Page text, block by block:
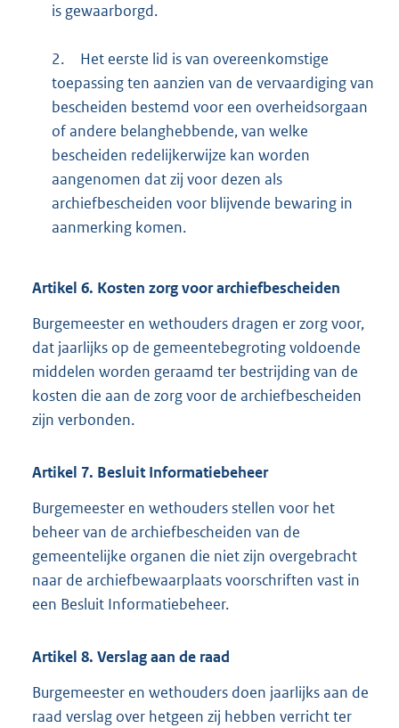
is gewaarborgd.
2.
Het eerste lid is van overeenkomstige
toepassing ten aanzien van de vervaardiging van
bescheiden bestemd voor een overheidsorgaan
of andere belanghebbende, van welke
bescheiden redelijkerwijze kan worden
aangenomen dat zij voor dezen als
archiefbescheiden voor blijvende bewaring in
aanmerking komen.
Artikel 6. Kosten zorg voor archiefbescheiden
Burgemeester en wethouders dragen er zorg voor,
dat jaarlijks op de gemeentebegroting voldoende
middelen worden geraamd ter bestrijding van de
kosten die aan de zorg voor de archiefbescheiden
zijn verbonden.
Artikel 7. Besluit Informatiebeheer
Burgemeester en wethouders stellen voor het
beheer van de archiefbescheiden van de
gemeentelijke organen die niet zijn overgebracht
naar de archiefbewaarplaats voorschriften vast in
een Besluit Informatiebeheer.
Artikel 8. Verslag aan de raad
Burgemeester en wethouders doen jaarlijks aan de
raad verslag over hetgeen zij hebben verricht ter